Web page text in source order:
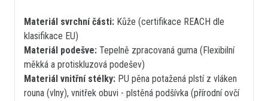
Materiál svrchní části: Kůže (certifikace REACH dle
klasifikace EU)
Materiál podešve: Tepelně zpracovaná guma (Flexibilní
měkká a protiskluzová podešev)
Materiál vnitřní stélky: PU pěna potažená plstí z vláken
rouna (vlny), vnitřek obuvi - plstěná podšívka (přírodní ovčí